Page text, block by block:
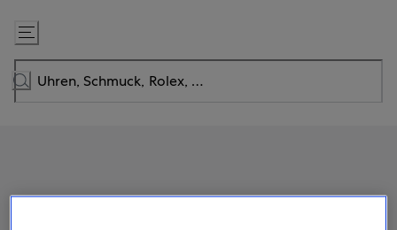
Zum
Inhalt
springen